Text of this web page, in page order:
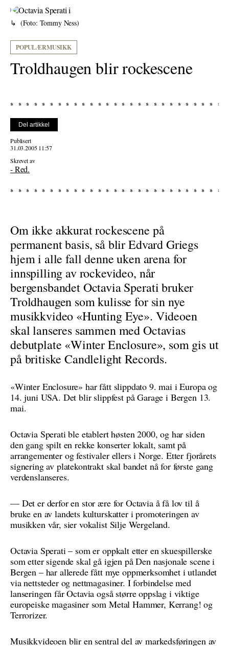
(Foto: Tommy Ness)
POPULÆRMUSIKK
Troldhaugen blir rockescene
Del artikkel
Publisert
31.03.2005 11:57
Skrevet av
- Red.
Om ikke akkurat rockescene på
permanent basis, så blir Edvard Griegs
hjem i alle fall denne uken arena for
innspilling av rockevideo, når
bergensbandet Octavia Sperati bruker
Troldhaugen som kulisse for sin nye
musikkvideo «Hunting Eye». Videoen
skal lanseres sammen med Octavias
debutplate «Winter Enclosure», som gis ut
på britiske Candlelight Records.
«Winter Enclosure» har fått slippdato 9. mai i Europa og
14. juni USA. Det blir slippfest på Garage i Bergen 13.
mai.
Octavia Sperati ble etablert høsten 2000, og har siden
den gang spilt en rekke konserter lokalt, samt på
arrangementer og festivaler ellers i Norge. Etter fjorårets
signering av platekontrakt skal bandet nå for første gang
verdenslanseres.
— Det er derfor en stor ære for Octavia å få lov til å
bruke en av landets kulturskatter i promoteringen av
musikken vår, sier vokalist Silje Wergeland.
Octavia Sperati – som er oppkalt etter en skuespillerske
som etter sigende skal gå igjen på Den nasjonale scene i
Bergen – har allerede fått mye oppmerksomhet i utlandet
via nettsteder og nettmagasiner. I forbindelse med
lanseringen får Octavia også større oppslag i viktige
europeiske magasiner som Metal Hammer, Kerrang! og
Terrorizer.
Musikkvideoen blir en sentral del av markedsføringen av